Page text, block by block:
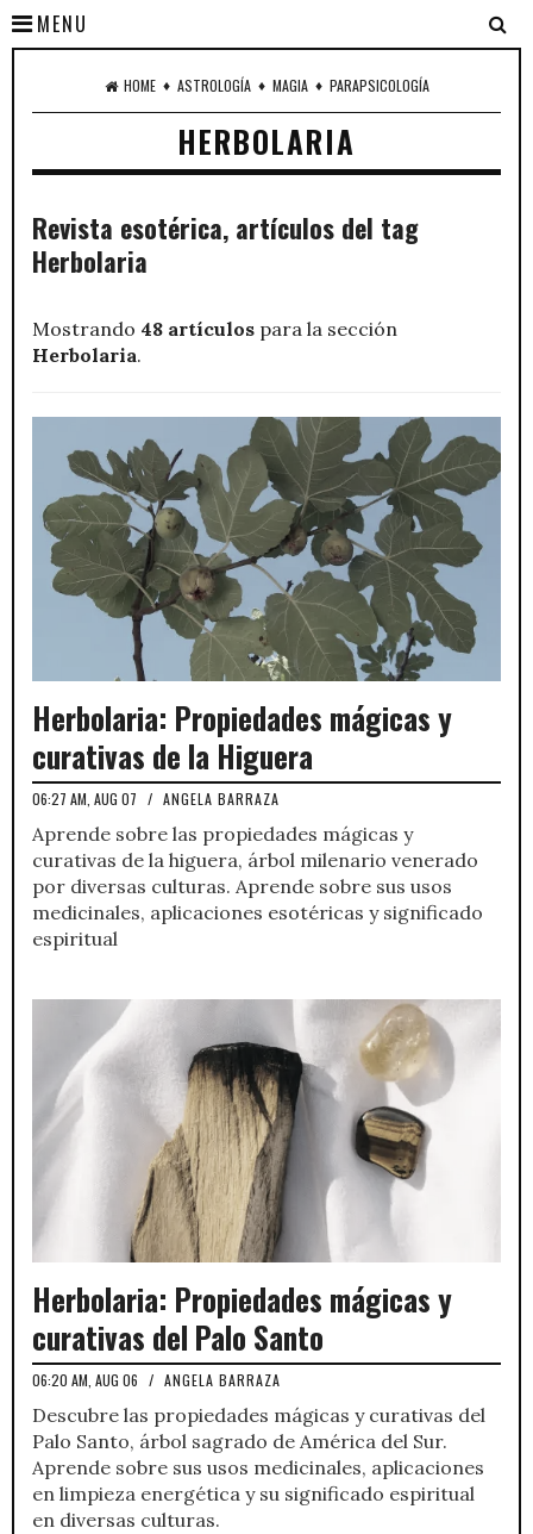
MENU
HOME ♦ ASTROLOGÍA ♦ MAGIA ♦ PARAPSICOLOGÍA
HERBOLARIA
Revista esotérica, artículos del tag
Herbolaria
Mostrando 48 artículos para la sección
Herbolaria.
Herbolaria: Propiedades mágicas y
curativas de la Higuera
06:27 AM, AUG 07 / ANGELA BARRAZA
Aprende sobre las propiedades mágicas y
curativas de la higuera, árbol milenario venerado
por diversas culturas. Aprende sobre sus usos
medicinales, aplicaciones esotéricas y significado
espiritual
Herbolaria: Propiedades mágicas y
curativas del Palo Santo
06:20 AM, AUG 06 / ANGELA BARRAZA
Descubre las propiedades mágicas y curativas del
Palo Santo, árbol sagrado de América del Sur.
Aprende sobre sus usos medicinales, aplicaciones
en limpieza energética y su significado espiritual
en diversas culturas.